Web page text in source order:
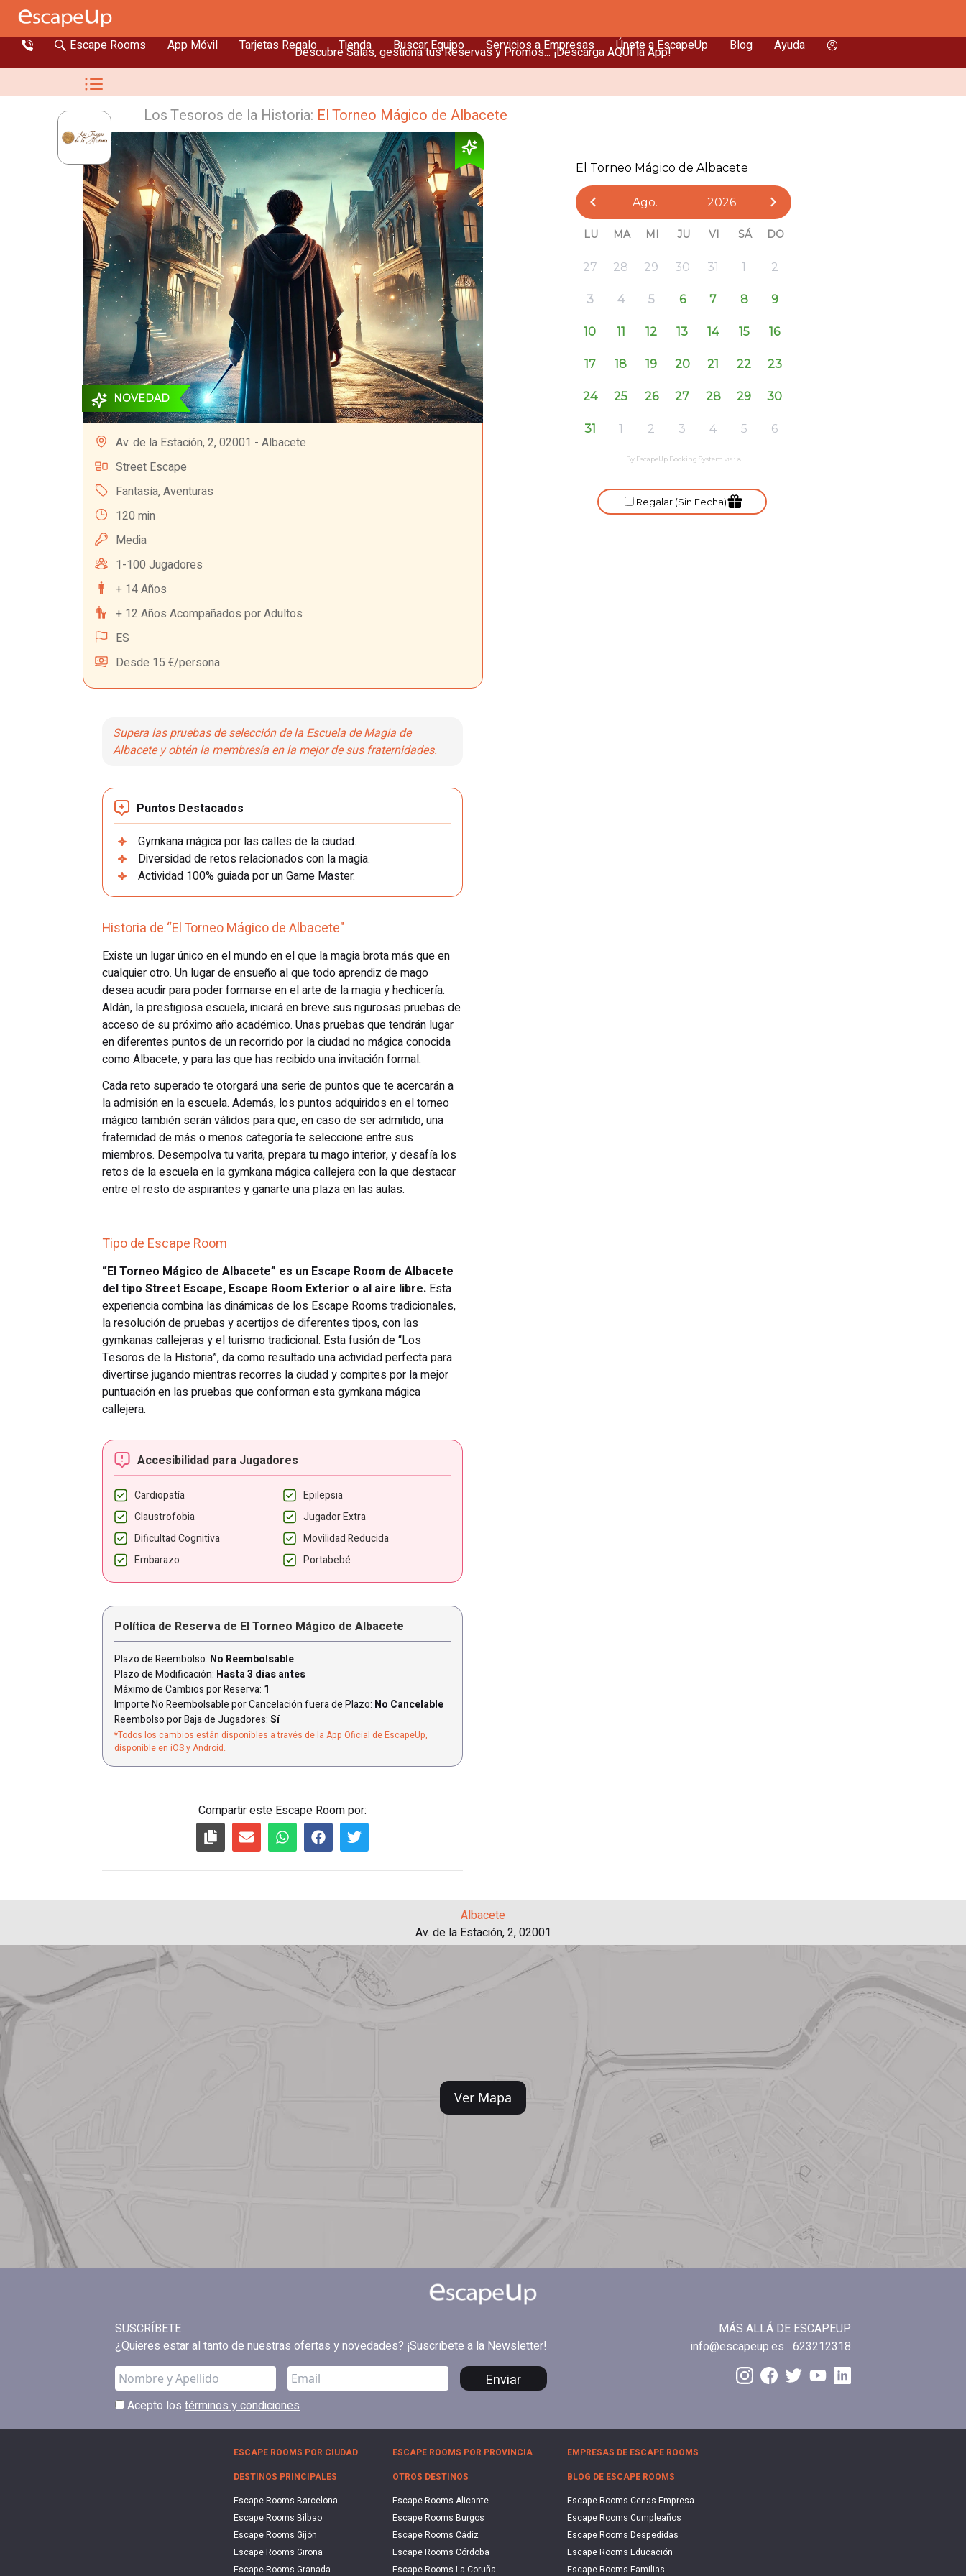
Escape Rooms App Móvil Tarjetas Regalo Tienda Buscar Equipo Servicios a Empresas Únete a EscapeUp Blog Ayuda
Descubre Salas, gestiona tus Reservas y Promos... ¡Descarga AQUÍ la App!
Los Tesoros de la Historia: El Torneo Mágico de Albacete
NOVEDAD
Av. de la Estación, 2, 02001 - Albacete
Street Escape
Fantasía, Aventuras
120 min
Media
1-100 Jugadores
+ 14 Años
+ 12 Años Acompañados por Adultos
ES
Desde 15 €/persona
Supera las pruebas de selección de la Escuela de Magia de
Albacete y obtén la membresía en la mejor de sus fraternidades.
Puntos Destacados
Gymkana mágica por las calles de la ciudad.
Diversidad de retos relacionados con la magia.
Actividad 100% guiada por un Game Master.
Historia de “El Torneo Mágico de Albacete"
Existe un lugar único en el mundo en el que la magia brota más que en
cualquier otro. Un lugar de ensueño al que todo aprendiz de mago
desea acudir para poder formarse en el arte de la magia y hechicería.
Aldán, la prestigiosa escuela, iniciará en breve sus rigurosas pruebas de
acceso de su próximo año académico. Unas pruebas que tendrán lugar
en diferentes puntos de un recorrido por la ciudad no mágica conocida
como Albacete, y para las que has recibido una invitación formal.
Cada reto superado te otorgará una serie de puntos que te acercarán a
la admisión en la escuela. Además, los puntos adquiridos en el torneo
mágico también serán válidos para que, en caso de ser admitido, una
fraternidad de más o menos categoría te seleccione entre sus
miembros. Desempolva tu varita, prepara tu mago interior, y desafía los
retos de la escuela en la gymkana mágica callejera con la que destacar
entre el resto de aspirantes y ganarte una plaza en las aulas.
Tipo de Escape Room
“El Torneo Mágico de Albacete” es un Escape Room de Albacete
del tipo Street Escape, Escape Room Exterior o al aire libre. Esta
experiencia combina las dinámicas de los Escape Rooms tradicionales,
la resolución de pruebas y acertijos de diferentes tipos, con las
gymkanas callejeras y el turismo tradicional. Esta fusión de “Los
Tesoros de la Historia”, da como resultado una actividad perfecta para
divertirse jugando mientras recorres la ciudad y compites por la mejor
puntuación en las pruebas que conforman esta gymkana mágica
callejera.
Accesibilidad para Jugadores
Cardiopatía
Epilepsia
Claustrofobia
Jugador Extra
Dificultad Cognitiva
Movilidad Reducida
Embarazo
Portabebé
Política de Reserva de El Torneo Mágico de Albacete
Plazo de Reembolso: No Reembolsable
Plazo de Modificación: Hasta 3 días antes
Máximo de Cambios por Reserva: 1
Importe No Reembolsable por Cancelación fuera de Plazo: No Cancelable
Reembolso por Baja de Jugadores: Sí
*Todos los cambios están disponibles a través de la App Oficial de EscapeUp,
disponible en iOS y Android.
Compartir este Escape Room por:
Albacete
Av. de la Estación, 2, 02001
Ver Mapa
SUSCRÍBETE
¿Quieres estar al tanto de nuestras ofertas y novedades? ¡Suscríbete a la Newsletter!
Enviar
Acepto los términos y condiciones
MÁS ALLÁ DE ESCAPEUP
info@escapeup.es 623212318
ESCAPE ROOMS POR CIUDAD
DESTINOS PRINCIPALES
Escape Rooms Barcelona
Escape Rooms Bilbao
Escape Rooms Gijón
Escape Rooms Girona
Escape Rooms Granada
ESCAPE ROOMS POR PROVINCIA
OTROS DESTINOS
Escape Rooms Alicante
Escape Rooms Burgos
Escape Rooms Cádiz
Escape Rooms Córdoba
Escape Rooms La Coruña
EMPRESAS DE ESCAPE ROOMS
BLOG DE ESCAPE ROOMS
Escape Rooms Cenas Empresa
Escape Rooms Cumpleaños
Escape Rooms Despedidas
Escape Rooms Educación
Escape Rooms Familias